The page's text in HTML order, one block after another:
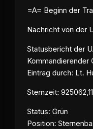
=A= Beginn der
Nachricht von der
Statusbericht der
Kommandierender
Eintrag durch: Lt.
Sternzeit:
Status: Grün
Position: